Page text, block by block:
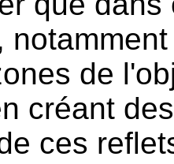
de
créant
ces